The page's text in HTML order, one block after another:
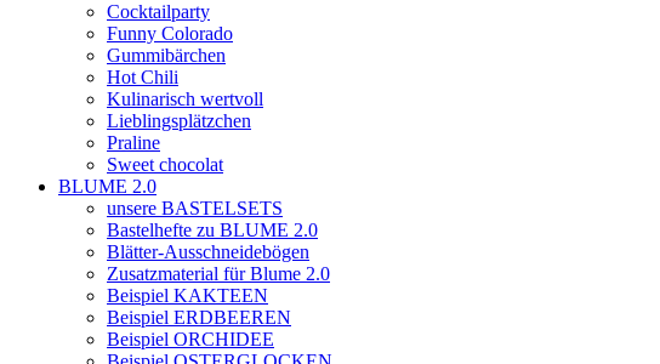
Cocktailparty
Funny Colorado
Gummibärchen
Hot Chili
Kulinarisch wertvoll
Lieblingsplätzchen
Praline
Sweet chocolat
BLUME 2.0
unsere BASTELSETS
Bastelhefte zu BLUME 2.0
Blätter-Ausschneidebögen
Zusatzmaterial für Blume 2.0
Beispiel KAKTEEN
Beispiel ERDBEEREN
Beispiel ORCHIDEE